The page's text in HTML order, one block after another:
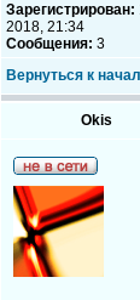
Зарегистрирован:
2018, 21:34
Сообщения: 3
Вернуться к
Okis